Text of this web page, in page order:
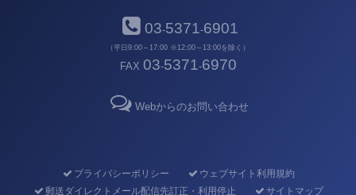
03-5371-6901
（平日9:00～17:00 ※12:00～13:00を除く）
FAX 03-5371-6970
Webからのお問い合わせ
プライバシーポリシー
ウェブサイト利用規約
郵送ダイレクトメール配信先訂正・利用停止
サイトマップ